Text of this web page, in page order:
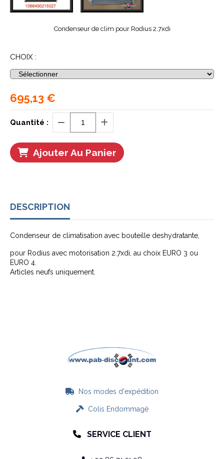
Condenseur de clim pour Rodius 2.7xdi
CHOIX :
695,13 €
Quantité :
Ajouter Au Panier
DESCRIPTION
Condenseur de climatisation avec bouteille deshydratante,
pour Rodius avec motorisation 2.7xdi, au choix EURO 3 ou
EURO 4.
Articles neufs uniquement.
 Nos modes d'expédition
Colis Endommagé
 SERVICE CLIENT